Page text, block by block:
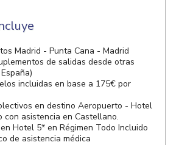
Madrid - Punta Cana - Madrid
de salidas desde otras
incluidas en base a 175€ por
en destino Aeropuerto - Hotel
con asistencia en Castellano.
Hotel 5* en Régimen Todo Incluido
de asistencia médica